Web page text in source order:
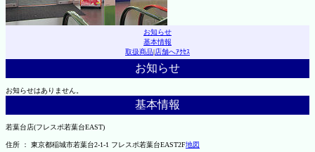
お知らせ
基本情報
取扱商品|店舗へｱｸｾｽ
お知らせ
お知らせはありません。
基本情報
若葉台店(フレスポ若葉台EAST)
住所 ： 東京都稲城市若葉台2-1-1 フレスポ若葉台EAST2F地図